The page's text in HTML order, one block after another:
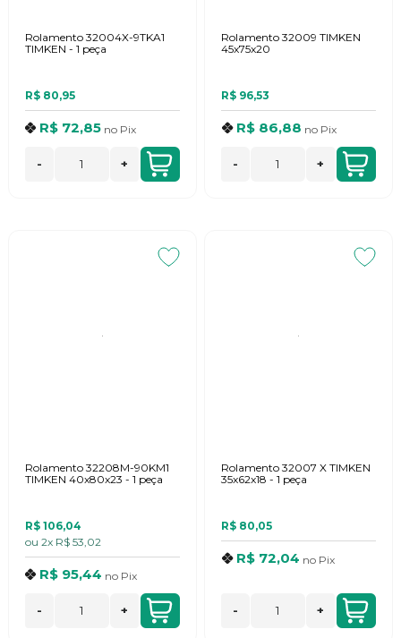
Rolamento 32004X-9TKA1
TIMKEN - 1 peça
R$ 80,95
R$ 72,85 no Pix
- +
Rolamento 32009 TIMKEN
45x75x20
R$ 96,53
R$ 86,88 no Pix
- +
Rolamento 32208M-90KM1
TIMKEN 40x80x23 - 1 peça
R$ 106,04
ou 2x R$ 53,02
R$ 95,44 no Pix
- +
Rolamento 32007 X TIMKEN
35x62x18 - 1 peça
R$ 80,05
R$ 72,04 no Pix
- +